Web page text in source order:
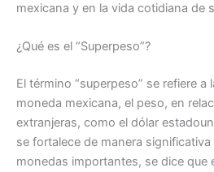
mexicana y en la vida cotidiana de
¿Qué es el “Superpeso”?
El término “superpeso” se refiere a
moneda mexicana, el peso, en
extranjeras, como el dólar
se fortalece de manera
monedas importantes, se dice que